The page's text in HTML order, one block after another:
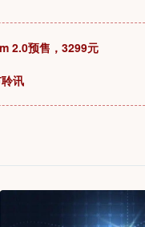
2.0预售，3299元
讯